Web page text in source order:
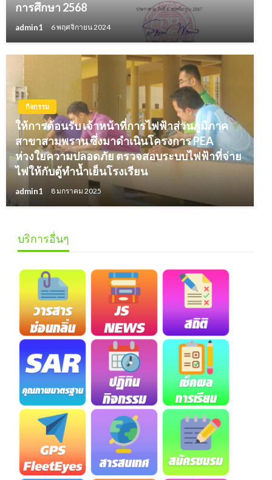
การศึกษา 2568
admin1 6 พฤศจิกายน 2024
กิจกรรม
ให้การต้อนรับ เจ้าหน้าที่การไฟฟ้าส่วนภูมิภาค
สาขาสามพราน ซึ่งมาดำเนินโครงการ PEA
ห่วงใยความปลอดภัย ตรวจสอบระบบไฟฟ้าที่จ่าย
ไฟให้กับตู้ทำน้ำเย็นโรงเรียน
admin1 8 มกราคม 2025
บริการอื่นๆ